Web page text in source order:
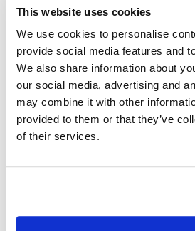
This website uses cookies
We use cookies to personalise
provide social media features and
We also share information about
our social media, advertising and
may combine it with other
provided to them or that they’ve
of their services.